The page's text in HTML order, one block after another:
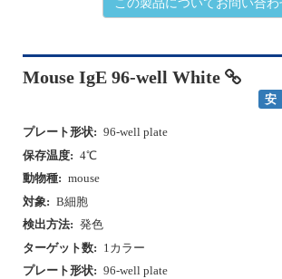
この製品についてお問い合わ
Mouse IgE 96-well White
安
プレート形状: 96-well plate
保存温度: 4℃
動物種: mouse
対象: B細胞
検出方法: 発色
ターゲット数: 1カラー
プレート形状: 96-well plate